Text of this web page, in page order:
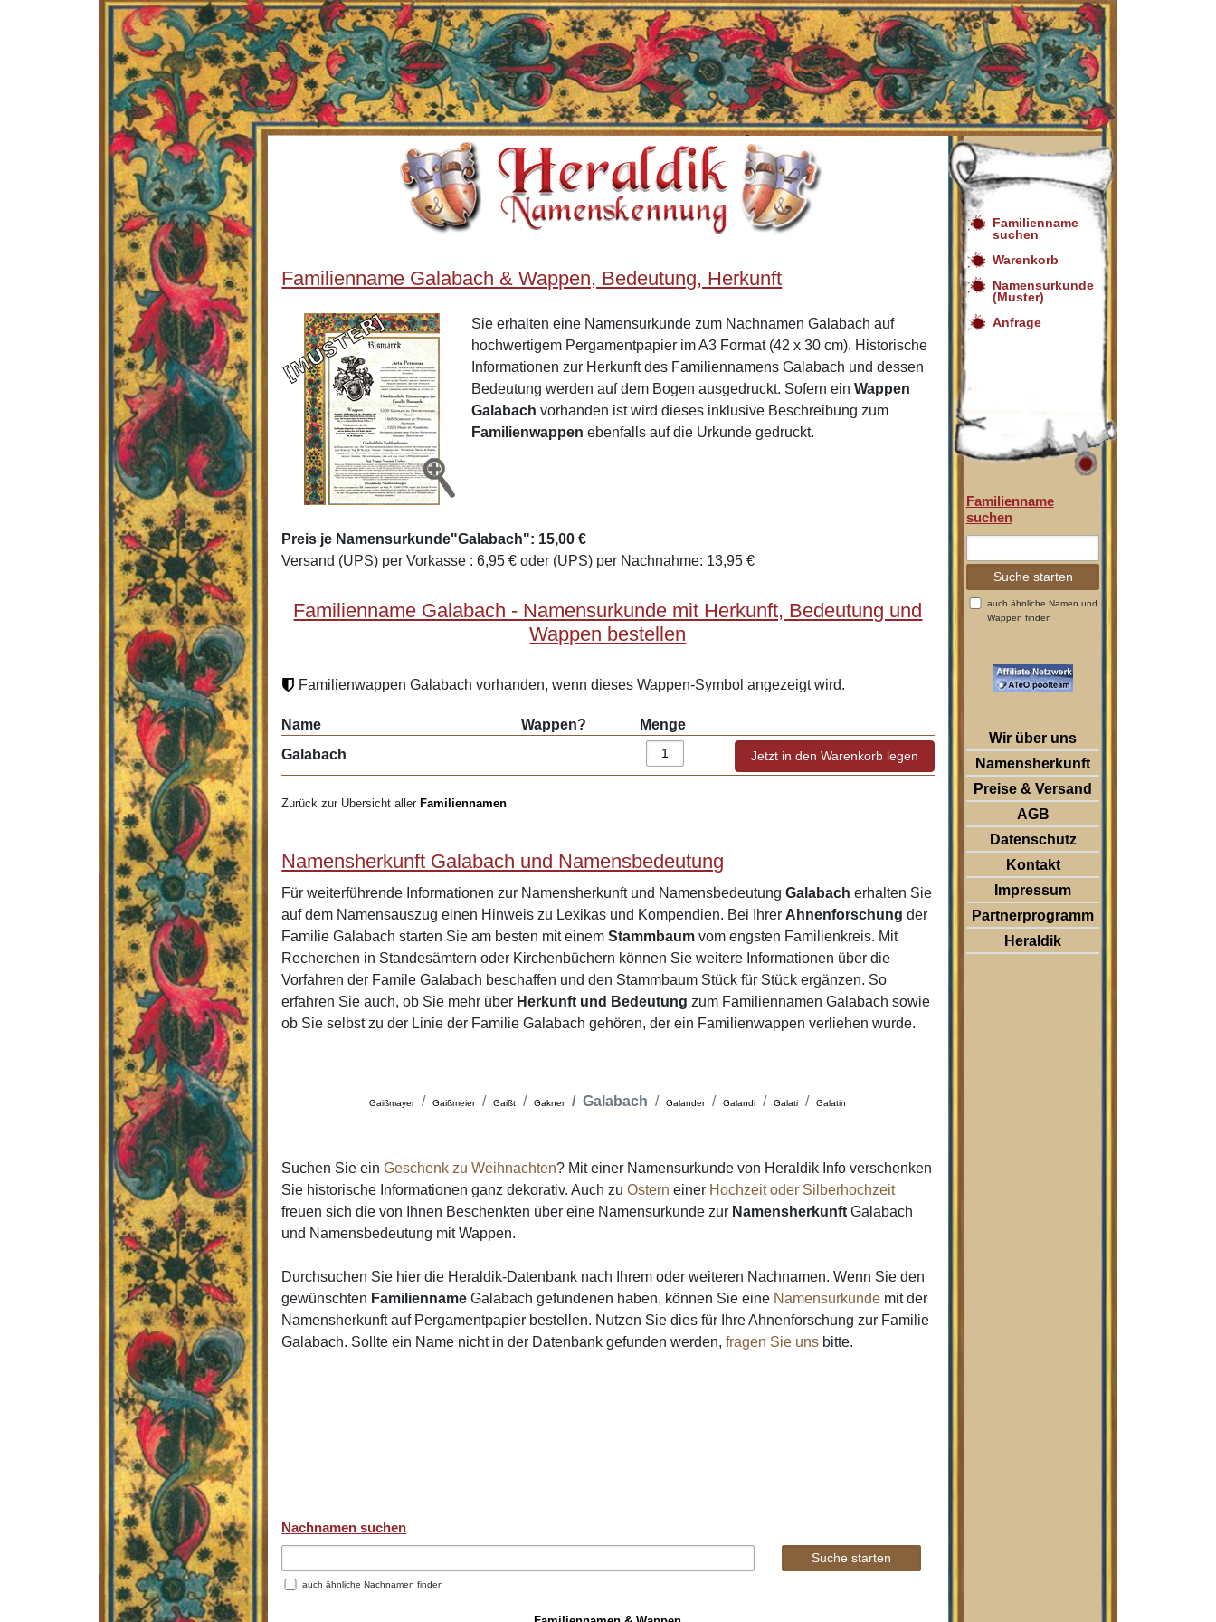
Familienname Galabach & Wappen, Bedeutung, Herkunft
Sie erhalten eine Namensurkunde zum Nachnamen Galabach auf
hochwertigem Pergamentpapier im A3 Format (42 x 30 cm). Historische
Informationen zur Herkunft des Familiennamens Galabach und dessen
Bedeutung werden auf dem Bogen ausgedruckt. Sofern einWappen
Galabach vorhanden ist wird dieses inklusive Beschreibung zum
Familienwappen ebenfalls auf die Urkunde gedruckt.
Preis je Namensurkunde"Galabach": 15,00 €
Versand (UPS) per Vorkasse : 6,95 € oder (UPS) per Nachnahme: 13,95 €
Familienname Galabach - Namensurkunde mit Herkunft, Bedeutung und
Wappen bestellen
Familienwappen Galabach vorhanden, wenn dieses Wappen-Symbol angezeigt wird.
Name Wappen?
Menge
Galabach
Zurück zur Übersicht aller Familiennamen
Namensherkunft Galabach und Namensbedeutung
Für weiterführende Informationen zur Namensherkunft und NamensbedeutungGalabach erhalten Sie
auf dem Namensauszug einen Hinweis zu Lexikas und Kompendien. Bei Ihrer Ahnenforschung der
Familie Galabach starten Sie am besten mit einemStammbaum vom engsten Familienkreis. Mit
Recherchen in Standesämtern oder Kirchenbüchern können Sie weitere Informationen über die
Vorfahren der Famile Galabach beschaffen und den Stammbaum Stück für Stück ergänzen. So
erfahren Sie auch, ob Sie mehr über Herkunft und Bedeutung zum Familiennamen Galabach sowie
ob Sie selbst zu der Linie der Familie Galabach gehören, der ein Familienwappen verliehen wurde.
Gaißmayer Gaißmeier Gaißt Gakner Galabach Galander Galandi Galati Galatin
Suchen Sie einGeschenk zu Weihnachten? Mit einer Namensurkunde von Heraldik Info verschenken
Sie historische Informationen ganz dekorativ. Auch zuOstern einer Hochzeit oder Silberhochzeit
freuen sich die von Ihnen Beschenkten über eine Namensurkunde zur Namensherkunft Galabach
und Namensbedeutung mit Wappen.
Durchsuchen Sie hier die Heraldik-Datenbank nach Ihrem oder weiteren Nachnamen. Wenn Sie den
gewünschten Familienname Galabach gefundenen haben, können Sie eine Namensurkunde mit der
Namensherkunft auf Pergamentpapier bestellen. Nutzen Sie dies für Ihre Ahnenforschung zur Familie
Galabach. Sollte ein Name nicht in der Datenbank gefunden werden,fragen Sie uns bitte.
Nachnamen suchen
auch ähnliche Nachnamen finden
Familienname
suchen
Warenkorb
Namensurkunde
(Muster)
Anfrage
Familienname
suchen
auch ähnliche Namen und
Wappen finden
Wir über uns
Namensherkunft
Preise & Versand
AGB
Datenschutz
Kontakt
Impressum
Partnerprogramm
Heraldik